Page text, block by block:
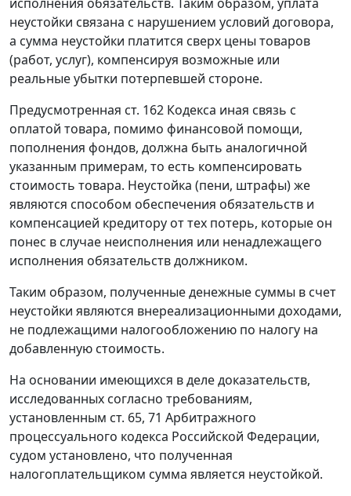
исполнения обязательств. Таким образом, уплата
неустойки связана с нарушением условий договора,
а сумма неустойки платится сверх цены товаров
(работ, услуг), компенсируя возможные или
реальные убытки потерпевшей стороне.
Предусмотренная ст. 162 Кодекса иная связь с
оплатой товара, помимо финансовой помощи,
пополнения фондов, должна быть аналогичной
указанным примерам, то есть компенсировать
стоимость товара. Неустойка (пени, штрафы) же
являются способом обеспечения обязательств и
компенсацией кредитору от тех потерь, которые он
понес в случае неисполнения или ненадлежащего
исполнения обязательств должником.
Таким образом, полученные денежные суммы в счет
неустойки являются внереализационными доходами,
не подлежащими налогообложению по налогу на
добавленную стоимость.
На основании имеющихся в деле доказательств,
исследованных согласно требованиям,
установленным ст. 65, 71 Арбитражного
процессуального кодекса Российской Федерации,
судом установлено, что полученная
налогоплательщиком сумма является неустойкой.